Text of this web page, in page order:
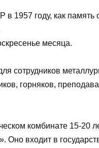
1957 году, как память
месяца.
сотрудников
горняков,
комбинате 15-20
Оно входит в